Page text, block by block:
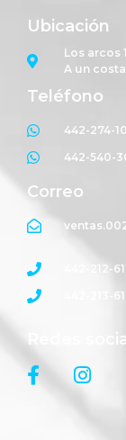
Ubicación
Los arcos
A un
Teléfono
442-274-
442-540-
Correo
442-212-
442-213-
Redes